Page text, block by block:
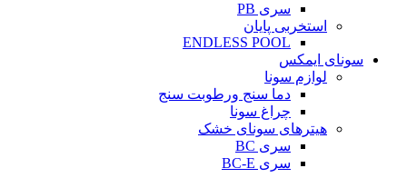
سری PB
استخربی پایان
ENDLESS POOL
سونای ایمکس
لوازم سونا
دما سنج ورطوبت سنج
چراغ سونا
هیترهای سونای خشک
سری BC
سری BC-E